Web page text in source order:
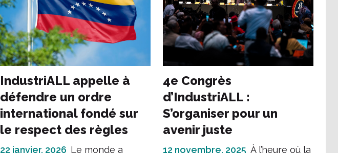
IndustriALL appelle à
défendre un ordre
international fondé sur
le respect des règles
22 janvier, 2026 Le monde a
4e Congrès
d’IndustriALL :
S’organiser pour un
avenir juste
12 novembre, 2025 À l’heure où la